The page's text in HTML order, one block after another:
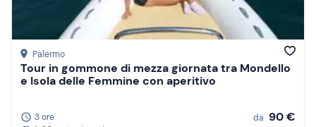
Palermo
Tour in gommone di mezza giornata tra Mondello
e Isola delle Femmine con aperitivo
3 ore
da 90 €